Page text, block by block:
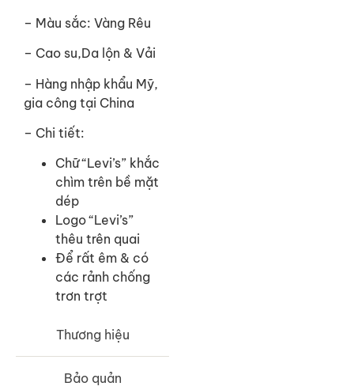
Thương hiệu
Bảo quản
– Màu sắc: Vàng Rêu
– Cao su,Da lộn & Vải
– Hàng nhập khẩu Mỹ,
gia công tại China
– Chi tiết:
Chữ “Levi’s” khắc
chìm trên bề mặt
dép
Logo “Levi’s”
thêu trên quai
Để rất êm & có
các rảnh chống
trơn trợt